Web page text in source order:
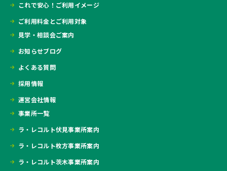
これで安心！ご利用イメージ
ご利用料金とご利用対象
見学・相談会ご案内
お知らせブログ
よくある質問
採用情報
運営会社情報
事業所一覧
ラ・レコルト伏見事業所案内
ラ・レコルト枚方事業所案内
ラ・レコルト茨木事業所案内